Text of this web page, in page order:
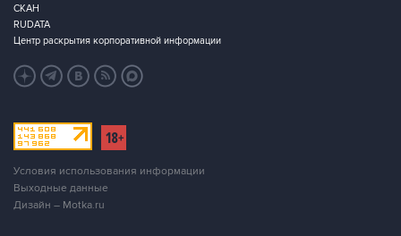
СКАН
RUDATA
Центр раскрытия корпоративной информации
Условия использования информации
Выходные данные
Дизайн – Motka.ru